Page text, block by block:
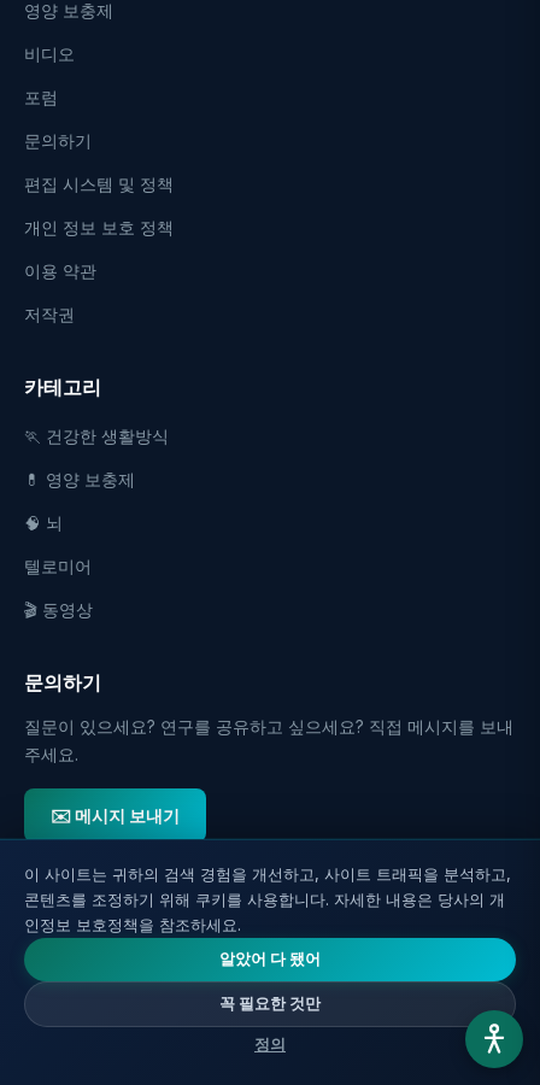
영양 보충제
비디오
포럼
문의하기
편집 시스템 및 정책
개인 정보 보호 정책
이용 약관
저작권
카테고리
🏃 건강한 생활방식
💊 영양 보충제
🧠 뇌
텔로미어
🎬 동영상
문의하기
질문이 있으세요? 연구를 공유하고 싶으세요? 직접 메시지를 보내
주세요.
✉️ 메시지 보내기
📬 업데이트 받기
새 기사를 이메일로 직접 보내세요.
등록
이 사이트는 귀하의 검색 경험을 개선하고, 사이트 트래픽을 분석하고,
콘텐츠를 조정하기 위해 쿠키를 사용합니다. 자세한 내용은 당사의 개
인정보 보호정책을 참조하세요.
알았어 다 됐어
꼭 필요한 것만
정의